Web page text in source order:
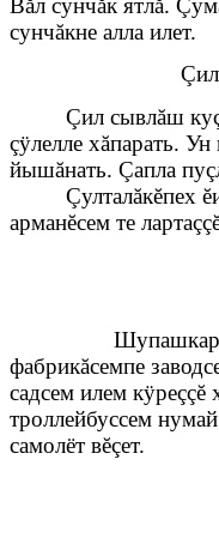
Вăл сунчăк ятлă.
сунчăкне алла илет.
Çил сывлăш
çÿлелле хăпарать.
йышăнать. Çапла
Çулталăкĕпех
арманĕсем те
Шупашкар –
фабрикăсемпе
садсем илем кÿреççĕ
троллейбуссем
самолёт вĕçет.